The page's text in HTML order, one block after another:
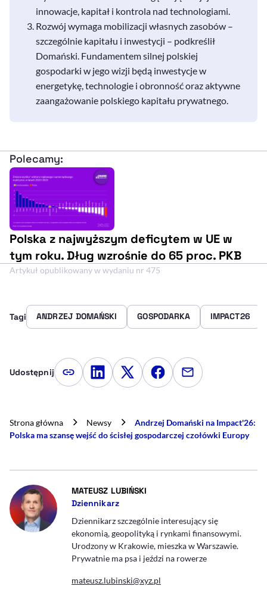
innowacje, kapitał i kontrola nad technologiami.
Rozwój wymaga mobilizacji własnych zasobów –
szczególnie kapitału i inwestycji – podkreślił
Domański. Fundamentem silnej polskiej
gospodarki w jego wizji będą inwestycje w
energetykę, technologie i obronność oraz aktywne
zaangażowanie polskiego kapitału prywatnego.
Polecamy:
Polska z najwyższym deficytem w UE w
tym roku. Dług wzrośnie do 65 proc. PKB
Artykuł opublikowany w wydaniu nr 475
Tagi ANDRZEJ DOMAŃSKI GOSPODARKA IMPACT26
Udostępnij Kopiuj link artykułu
Udostępnij na LinkedIn
Udostępnij na Twitterze
Udostępnij na
Udostępnij
Strona główna Newsy
Andrzej Domański na Impact'26:
Polska ma szansę wejść do ścisłej gospodarczej czołówki Europy
MATEUSZ LUBIŃSKI
Dziennikarz
Dziennikarz szczególnie interesujący się
ekonomią, geopolityką i rynkami finansowymi.
Urodzony w Krakowie, mieszka w Warszawie.
Prywatnie ma psa i jeździ na rowerze
mateusz.lubinski@xyz.pl